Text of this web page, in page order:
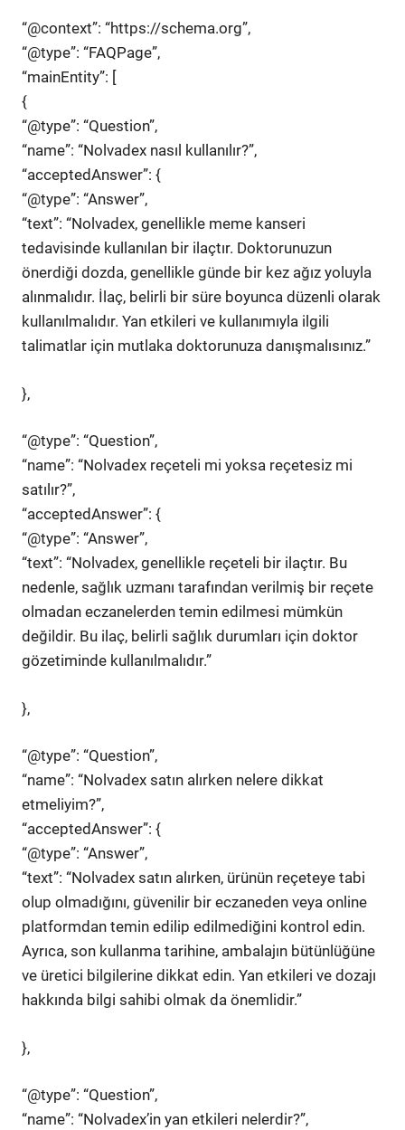
“@context”: “https://schema.org”,
“@type”: “FAQPage”,
“mainEntity”: [
{
“@type”: “Question”,
“name”: “Nolvadex nasıl kullanılır?”,
“acceptedAnswer”: {
“@type”: “Answer”,
“text”: “Nolvadex, genellikle meme kanseri
tedavisinde kullanılan bir ilaçtır. Doktorunuzun
önerdiği dozda, genellikle günde bir kez ağız yoluyla
alınmalıdır. İlaç, belirli bir süre boyunca düzenli olarak
kullanılmalıdır. Yan etkileri ve kullanımıyla ilgili
talimatlar için mutlaka doktorunuza danışmalısınız.”
},
“@type”: “Question”,
“name”: “Nolvadex reçeteli mi yoksa reçetesiz mi
satılır?”,
“acceptedAnswer”: {
“@type”: “Answer”,
“text”: “Nolvadex, genellikle reçeteli bir ilaçtır. Bu
nedenle, sağlık uzmanı tarafından verilmiş bir reçete
olmadan eczanelerden temin edilmesi mümkün
değildir. Bu ilaç, belirli sağlık durumları için doktor
gözetiminde kullanılmalıdır.”
},
“@type”: “Question”,
“name”: “Nolvadex satın alırken nelere dikkat
etmeliyim?”,
“acceptedAnswer”: {
“@type”: “Answer”,
“text”: “Nolvadex satın alırken, ürünün reçeteye tabi
olup olmadığını, güvenilir bir eczaneden veya online
platformdan temin edilip edilmediğini kontrol edin.
Ayrıca, son kullanma tarihine, ambalajın bütünlüğüne
ve üretici bilgilerine dikkat edin. Yan etkileri ve dozajı
hakkında bilgi sahibi olmak da önemlidir.”
},
“@type”: “Question”,
“name”: “Nolvadex’in yan etkileri nelerdir?”,